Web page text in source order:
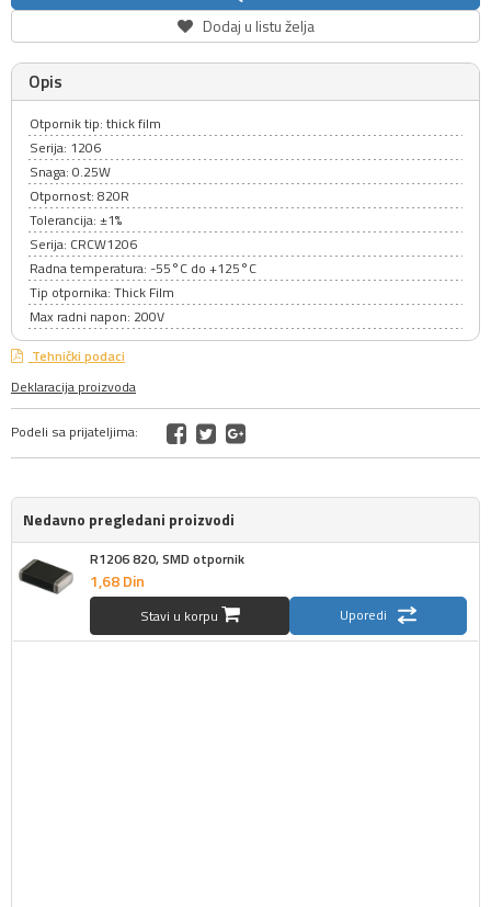
Dodaj u listu želja
Opis
Otpornik tip: thick film
Serija: 1206
Snaga: 0.25W
Otpornost: 820R
Tolerancija: ±1%
Serija: CRCW1206
Radna temperatura: -55°C do +125°C
Tip otpornika: Thick Film
Max radni napon: 200V
Tehnički podaci
Deklaracija proizvoda
Podeli sa prijateljima:
Nedavno pregledani proizvodi
R1206 820, SMD otpornik
1,68Din
Stavi u korpu Uporedi